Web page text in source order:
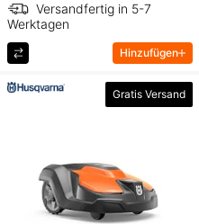
Versandfertig in 5-7
Werktagen
Hinzufügen
Gratis Versand